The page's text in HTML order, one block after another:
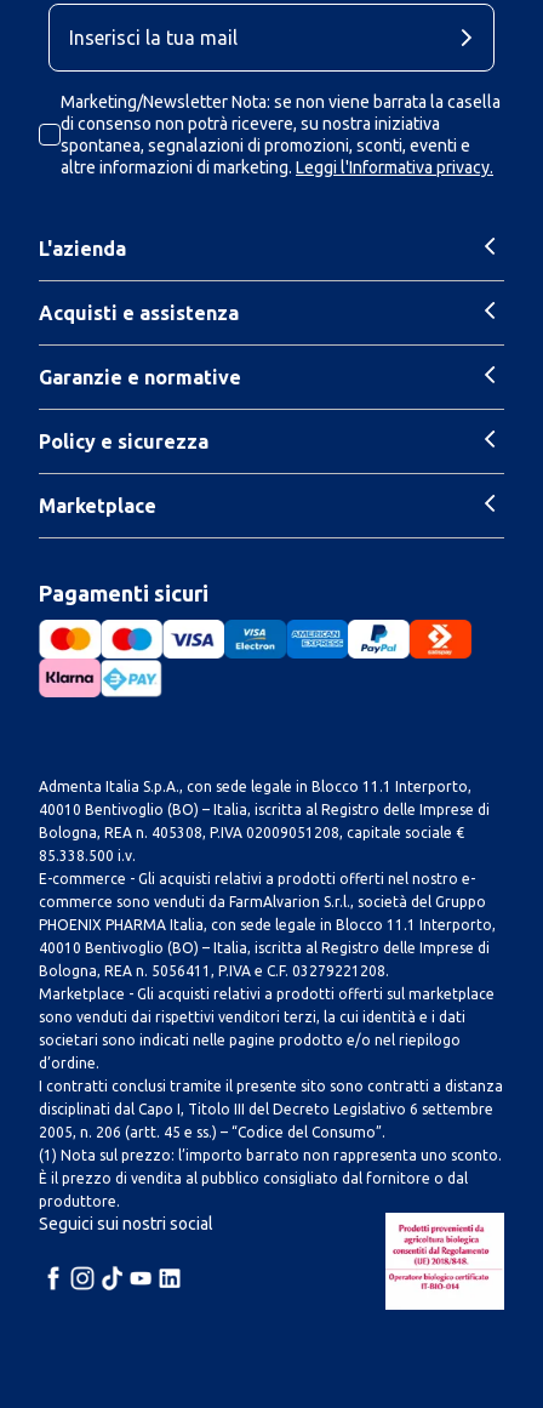
Marketing/Newsletter Nota: se non viene barrata la casella
di consenso non potrà ricevere, su nostra iniziativa
spontanea, segnalazioni di promozioni, sconti, eventi e
altre informazioni di marketing. Leggi l'Informativa privacy.
L'azienda
Acquisti e assistenza
Garanzie e normative
Policy e sicurezza
Marketplace
Pagamenti sicuri
Admenta Italia S.p.A., con sede legale in Blocco 11.1 Interporto,
40010 Bentivoglio (BO) – Italia, iscritta al Registro delle Imprese di
Bologna, REA n. 405308, P.IVA 02009051208, capitale sociale €
85.338.500 i.v.
E-commerce - Gli acquisti relativi a prodotti offerti nel nostro e-
commerce sono venduti da FarmAlvarion S.r.l., società del Gruppo
PHOENIX PHARMA Italia, con sede legale in Blocco 11.1 Interporto,
40010 Bentivoglio (BO) – Italia, iscritta al Registro delle Imprese di
Bologna, REA n. 5056411, P.IVA e C.F. 03279221208.
Marketplace - Gli acquisti relativi a prodotti offerti sul marketplace
sono venduti dai rispettivi venditori terzi, la cui identità e i dati
societari sono indicati nelle pagine prodotto e/o nel riepilogo
d’ordine.
I contratti conclusi tramite il presente sito sono contratti a distanza
disciplinati dal Capo I, Titolo III del Decreto Legislativo 6 settembre
2005, n. 206 (artt. 45 e ss.) – “Codice del Consumo”.
(1) Nota sul prezzo: l’importo barrato non rappresenta uno sconto.
È il prezzo di vendita al pubblico consigliato dal fornitore o dal
produttore.
Seguici sui nostri social